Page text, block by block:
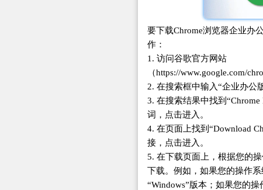
要下载Chrome浏览器企业办
作：
1. 访问谷歌官方网站
（https://www.google.com/
2. 在搜索框中输入“企业办公
3. 在搜索结果中找到
词，点击进入。
4. 在页面上找到“Download
接，点击进入。
5. 在下载页面上，根据您的
下载。例如，如果您的操作
“Windows”版本；如果您的